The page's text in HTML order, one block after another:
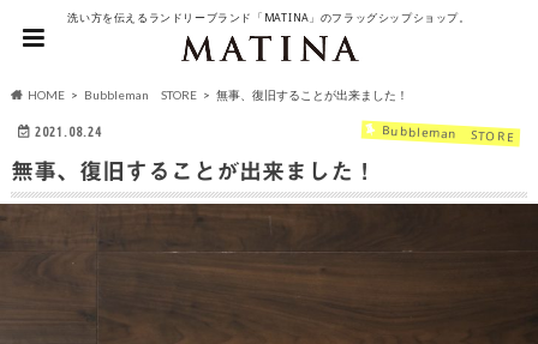
洗い方を伝えるランドリーブランド「MATINA」のフラッグシップショップ。
HOME Bubbleman STORE 無事、復旧することが出来ました！
2021.08.24 Bubbleman STORE
無事、復旧することが出来ました！